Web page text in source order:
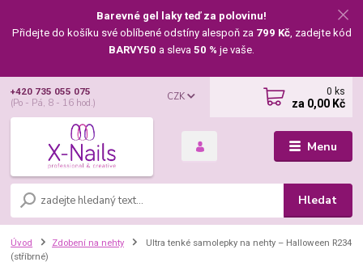
Barevné gel laky teď za polovinu!
Přidejte do košíku své oblíbené odstíny alespoň za 799 Kč, zadejte kód
BARVY50 a sleva 50 % je vaše.
Menu
CZK
Hledat
+420 735 055 075
(Po - Pá, 8 - 16 hod.)
0 ks
za 0,00 Kč
Úvod Zdobení na nehty
Ultra tenké samolepky na nehty – Halloween R234
(stříbrné)